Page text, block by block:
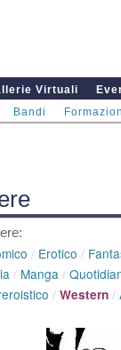
Virtuali
Bandi
/ Erotico /
/ Manga /
/ Western /